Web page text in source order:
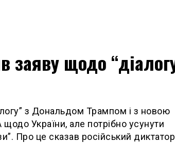
заяву щодо
з Дональдом Трампом і з новою
України, але потрібно усунути
Про це сказав російський диктатор